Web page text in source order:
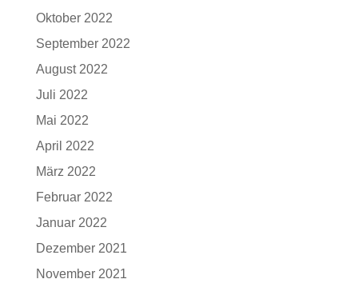
Oktober 2022
September 2022
August 2022
Juli 2022
Mai 2022
April 2022
März 2022
Februar 2022
Januar 2022
Dezember 2021
November 2021